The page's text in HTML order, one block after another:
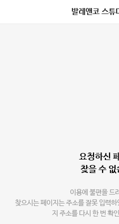
발레앤코 스튜
요청하신
찾을 수 없
이용에 불편을 드
찾으시는 페이지는 주소를 잘못 입력
지 주소를 다시 한 번 확